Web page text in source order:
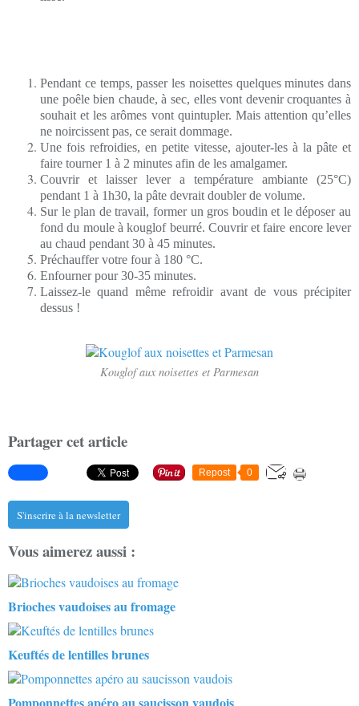
Pendant ce temps, passer les noisettes quelques minutes dans
une poêle bien chaude, à sec, elles vont devenir croquantes à
souhait et les arômes vont quintupler. Mais attention qu’elles
ne noircissent pas, ce serait dommage.
Une fois refroidies, en petite vitesse, ajouter-les à la pâte et
faire tourner 1 à 2 minutes afin de les amalgamer.
Couvrir et laisser lever a température ambiante (25°C)
pendant 1 à 1h30, la pâte devrait doubler de volume.
Sur le plan de travail, former un gros boudin et le déposer au
fond du moule à kouglof beurré. Couvrir et faire encore lever
au chaud pendant 30 à 45 minutes.
Préchauffer votre four à 180 °C.
Enfourner pour 30-35 minutes.
Laissez-le quand même refroidir avant de vous précipiter
dessus !
Kouglof aux noisettes et Parmesan
Partager cet article
Repost 0
S'inscrire à la newsletter
Vous aimerez aussi :
Brioches vaudoises au fromage
Keuftés de lentilles brunes